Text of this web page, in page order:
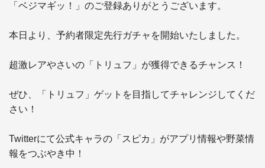
「ベジマギッ！」のご登録ありがとうございます。
本日より、予約者限定先行ガチャを開始いたしました。
超激レアやさいの「トリュフ」が獲得できるチャンス！
ぜひ、「トリュフ」ゲットを目指してチャレンジしてくだ
さい！
Twitterにて公式キャラの「スピカ」がアプリ情報や野菜情
報をつぶやき中！